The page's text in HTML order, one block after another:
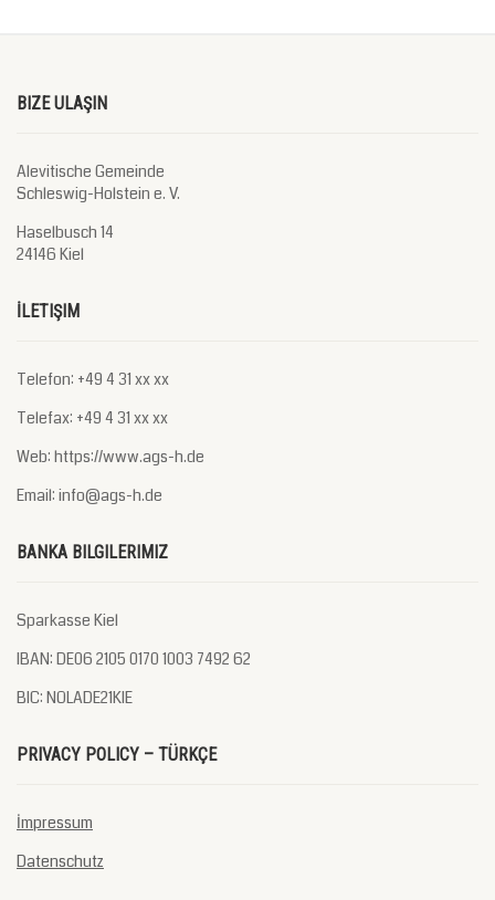
BIZE ULAŞIN
Alevitische Gemeinde
Schleswig-Holstein e. V.
Haselbusch 14
24146 Kiel
İLETIŞIM
Telefon: +49 4 31 xx xx
Telefax: +49 4 31 xx xx
Web: https://www.ags-h.de
Email: info@ags-h.de
BANKA BILGILERIMIZ
Sparkasse Kiel
IBAN: DE06 2105 0170 1003 7492 62
BIC: NOLADE21KIE
PRIVACY POLICY – TÜRKÇE
İmpressum
Datenschutz